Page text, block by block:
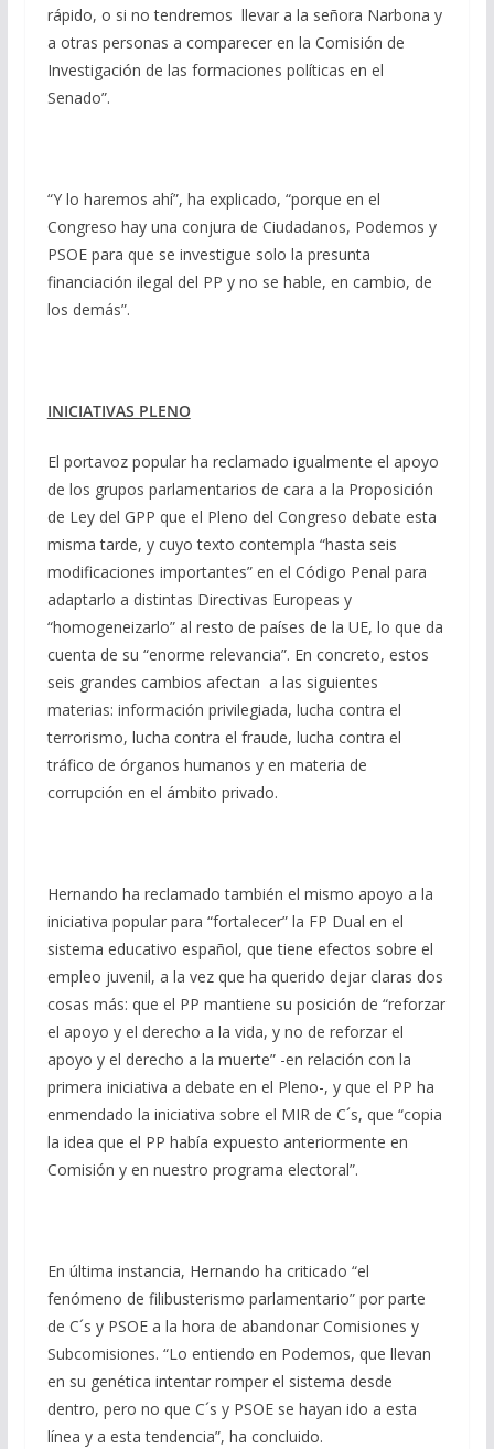
rápido, o si no tendremos llevar a la señora Narbona y
a otras personas a comparecer en la Comisión de
Investigación de las formaciones políticas en el
Senado”.
“Y lo haremos ahí”, ha explicado, “porque en el
Congreso hay una conjura de Ciudadanos, Podemos y
PSOE para que se investigue solo la presunta
financiación ilegal del PP y no se hable, en cambio, de
los demás”.
INICIATIVAS PLENO
El portavoz popular ha reclamado igualmente el apoyo
de los grupos parlamentarios de cara a la Proposición
de Ley del GPP que el Pleno del Congreso debate esta
misma tarde, y cuyo texto contempla “hasta seis
modificaciones importantes” en el Código Penal para
adaptarlo a distintas Directivas Europeas y
“homogeneizarlo” al resto de países de la UE, lo que da
cuenta de su “enorme relevancia”. En concreto, estos
seis grandes cambios afectan a las siguientes
materias: información privilegiada, lucha contra el
terrorismo, lucha contra el fraude, lucha contra el
tráfico de órganos humanos y en materia de
corrupción en el ámbito privado.
Hernando ha reclamado también el mismo apoyo a la
iniciativa popular para “fortalecer” la FP Dual en el
sistema educativo español, que tiene efectos sobre el
empleo juvenil, a la vez que ha querido dejar claras dos
cosas más: que el PP mantiene su posición de “reforzar
el apoyo y el derecho a la vida, y no de reforzar el
apoyo y el derecho a la muerte” -en relación con la
primera iniciativa a debate en el Pleno-, y que el PP ha
enmendado la iniciativa sobre el MIR de C´s, que “copia
la idea que el PP había expuesto anteriormente en
Comisión y en nuestro programa electoral”.
En última instancia, Hernando ha criticado “el
fenómeno de filibusterismo parlamentario” por parte
de C´s y PSOE a la hora de abandonar Comisiones y
Subcomisiones. “Lo entiendo en Podemos, que llevan
en su genética intentar romper el sistema desde
dentro, pero no que C´s y PSOE se hayan ido a esta
línea y a esta tendencia”, ha concluido.